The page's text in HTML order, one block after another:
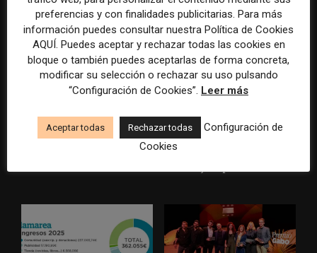
La Universidad CEU
Cardenal Herrera presenta
un informe con pautas para
Paul Krugman alerta del
avance de los
multimillonarios sobre los
preferencias y con finalidades publicitarias. Para más
información puedes consultar nuestra Política de Cookies
AQUÍ. Puedes aceptar y rechazar todas las cookies en
bloque o también puedes aceptarlas de forma concreta,
modificar su selección o rechazar su uso pulsando
“Configuración de Cookies”. Leer más
Aceptar todas Rechazar todas
Configuración de
Cookies